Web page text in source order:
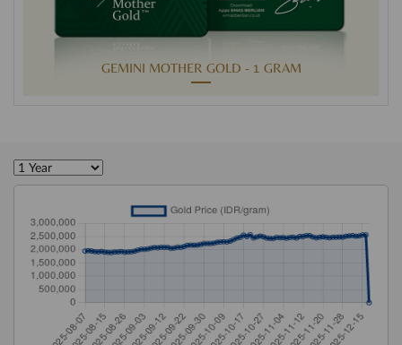
GEMINI MOTHER GOLD - 1 GRAM